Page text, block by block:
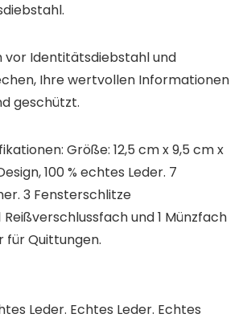
vor Identitätsdiebstahl und
Ihre wertvollen Informationen
geschützt.
Größe: 12,5 cm x 9,5 cm x
100 % echtes Leder. 7
3 Fensterschlitze
und 1 Münzfach
für Quittungen.
Leder. Echtes Leder. Echtes